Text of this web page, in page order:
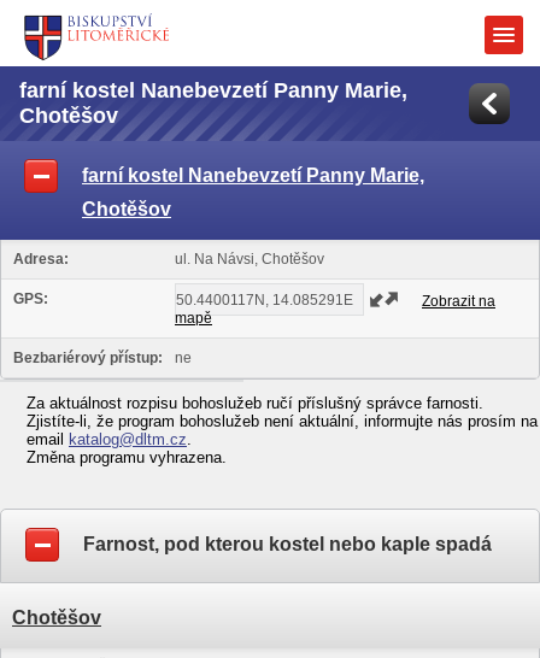
farní kostel Nanebevzetí Panny Marie,
Chotěšov
farní kostel Nanebevzetí Panny Marie,
Chotěšov
Adresa: ul. Na Návsi, Chotěšov
GPS:
Zobrazit na
mapě
Bezbariérový přístup: ne
Za aktuálnost rozpisu bohoslužeb ručí příslušný správce farnosti.
Zjistíte-li, že program bohoslužeb není aktuální, informujte nás prosím na
email
katalog@dltm.cz.
Změna programu vyhrazena.
Farnost, pod kterou kostel nebo kaple spadá
Chotěšov